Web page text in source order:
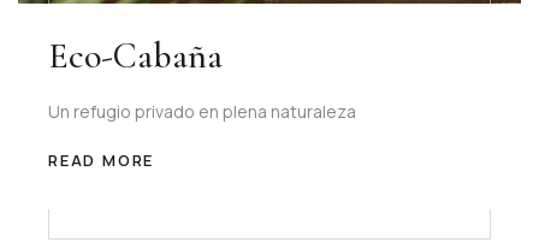
Eco-Cabaña
Un refugio privado en plena naturaleza
READ MORE